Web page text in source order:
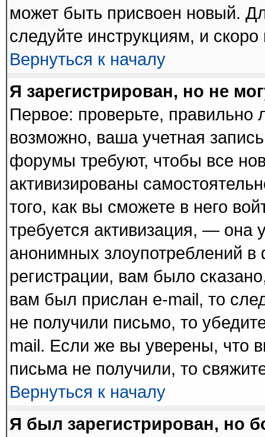
может быть присвоен новый.
следуйте инструкциям, и
Вернуться к началу
Я зарегистрирован, но не
Первое: проверьте,
возможно, ваша учетная
форумы требуют, чтобы все
активизированы
того, как вы сможете в него
требуется активизация, — она
анонимных злоупотреблений
регистрации, вам было
вам был прислан e-mail, то
не получили письмо, то
mail. Если же вы уверены, что
письма не получили, то
Вернуться к началу
Я был зарегистрирован, но